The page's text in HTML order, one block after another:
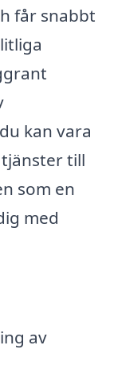
får snabbt
kan vara
till
som en
med
av